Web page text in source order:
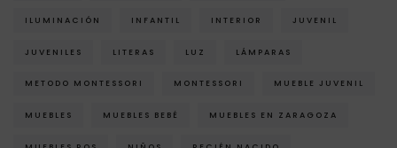
ILUMINACIÓN INFANTIL INTERIOR JUVENIL
JUVENILES LITERAS LUZ LÁMPARAS
METODO MONTESSORI MONTESSORI MUEBLE JUVENIL
MUEBLES MUEBLES BEBÉ MUEBLES EN ZARAGOZA